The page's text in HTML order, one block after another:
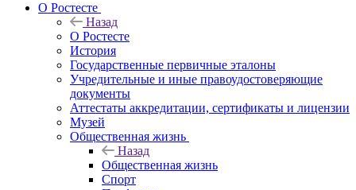
О Ростесте
Назад
О Ростесте
История
Государственные первичные эталоны
Учредительные и иные правоудостоверяющие
документы
Аттестаты аккредитации, сертификаты и лицензии
Музей
Общественная жизнь
Назад
Общественная жизнь
Спорт